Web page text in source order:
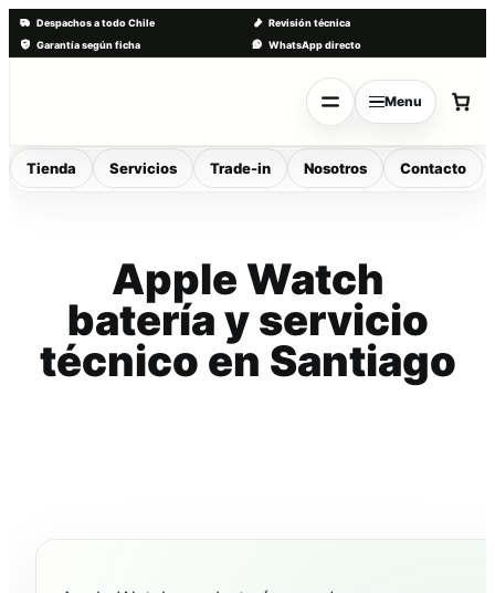
Despachos a todo Chile
Revisión técnica
Garantía según ficha
WhatsApp directo
Menu
Tienda Servicios Trade-in Nosotros Contacto
Apple Watch
batería y servicio
técnico en Santiago